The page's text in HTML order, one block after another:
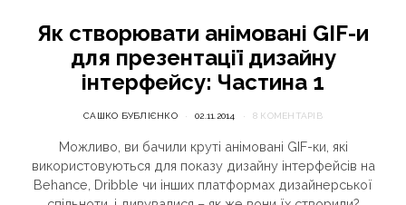
Як створювати анімовані GIF-и
для презентації дизайну
інтерфейсу: Частина 1
САШКО БУБЛІЄНКО 02.11.2014 8 КОМЕНТАРІВ
Можливо, ви бачили круті анімовані GIF-ки, які
використовуються для показу дизайну інтерфейсів на
Behance, Dribble чи інших платформах дизайнерської